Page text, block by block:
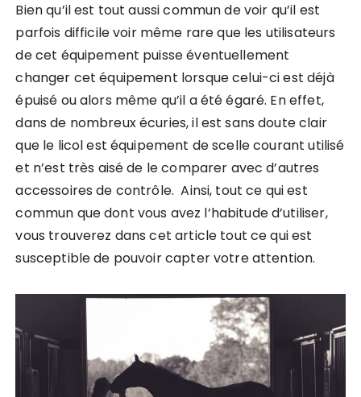
Bien qu’il est tout aussi commun de voir qu’il est
parfois difficile voir même rare que les utilisateurs
de cet équipement puisse éventuellement
changer cet équipement lorsque celui-ci est déjà
épuisé ou alors même qu’il a été égaré. En effet,
dans de nombreux écuries, il est sans doute clair
que le licol est équipement de scelle courant utilisé
et n’est très aisé de le comparer avec d’autres
accessoires de contrôle. Ainsi, tout ce qui est
commun que dont vous avez l’habitude d’utiliser,
vous trouverez dans cet article tout ce qui est
susceptible de pouvoir capter votre attention.